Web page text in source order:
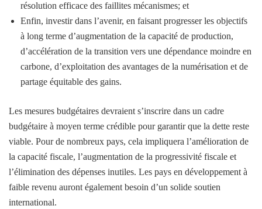
résolution efficace des faillites mécanismes; et
Enfin, investir dans l’avenir, en faisant progresser les objectifs
à long terme d’augmentation de la capacité de production,
d’accélération de la transition vers une dépendance moindre en
carbone, d’exploitation des avantages de la numérisation et de
partage équitable des gains.
Les mesures budgétaires devraient s’inscrire dans un cadre
budgétaire à moyen terme crédible pour garantir que la dette reste
viable. Pour de nombreux pays, cela impliquera l’amélioration de
la capacité fiscale, l’augmentation de la progressivité fiscale et
l’élimination des dépenses inutiles. Les pays en développement à
faible revenu auront également besoin d’un solide soutien
international.